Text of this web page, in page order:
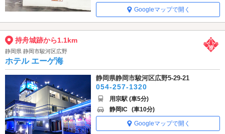
Googleマップで開く
持舟城跡から1.1km
静岡県 静岡市駿河区広野
ホテル エーゲ海
静岡県静岡市駿河区広野5-29-21
054-257-1320
用宗駅 (車5分)
静岡IC (車10分)
Googleマップで開く